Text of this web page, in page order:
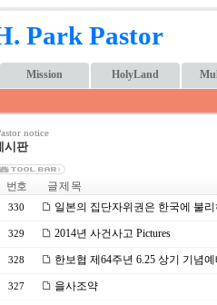
Park Pastor
Mission HolyLand
notice
시판
번호 글 제 목
330 일본의 집단자위권은 한국에 불
329 2014년 사건사고 Pictures
328 한보협 제64주년 6.25 상기 기념
327 을사조약